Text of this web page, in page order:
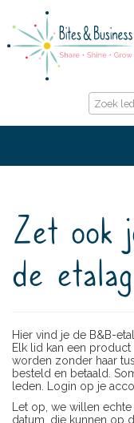
Zet ook
de
Hier vind je de B&B-
Elk lid kan een
worden zonder haar
besteld en betaald.
leden. Login op je
Let op, we willen
datum, die kunnen op